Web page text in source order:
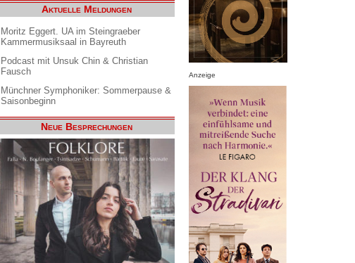
Aktuelle Meldungen
Moritz Eggert. UA im Steingraeber
Kammermusiksaal in Bayreuth
Podcast mit Unsuk Chin & Christian
Fausch
Münchner Symphoniker: Sommerpause &
Saisonbeginn
Neue Besprechungen
Anzeige